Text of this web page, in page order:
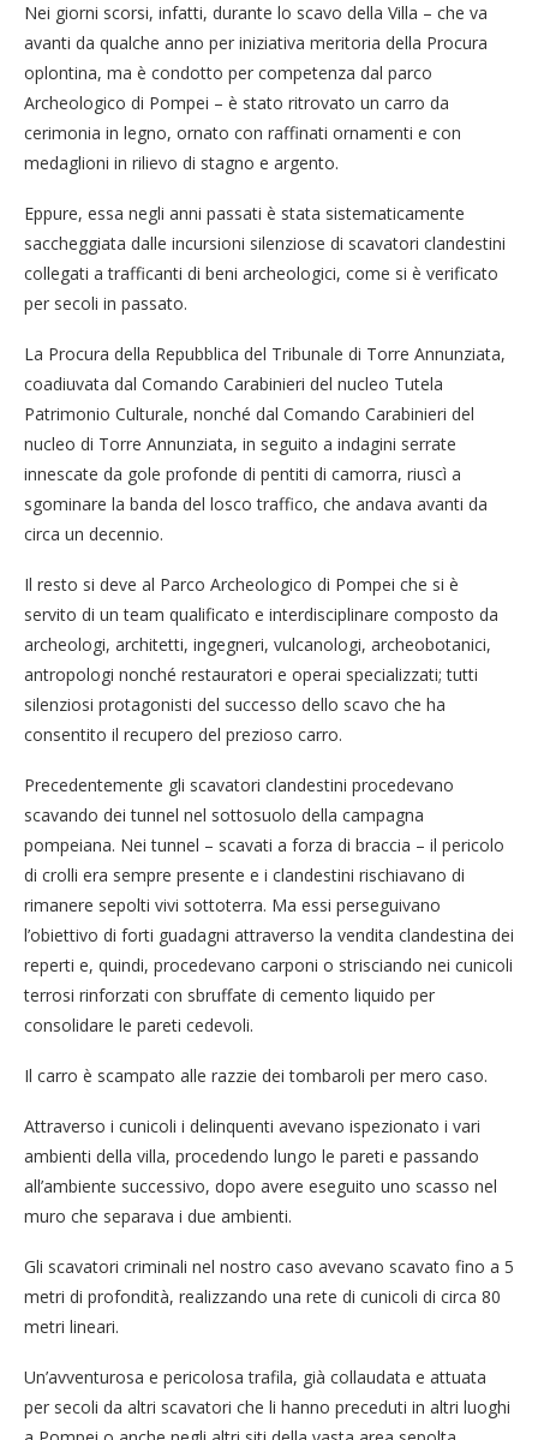
Nei giorni scorsi, infatti, durante lo scavo della Villa – che va
avanti da qualche anno per iniziativa meritoria della Procura
oplontina, ma è condotto per competenza dal parco
Archeologico di Pompei – è stato ritrovato un carro da
cerimonia in legno, ornato con raffinati ornamenti e con
medaglioni in rilievo di stagno e argento.
Eppure, essa negli anni passati è stata sistematicamente
saccheggiata dalle incursioni silenziose di scavatori clandestini
collegati a trafficanti di beni archeologici, come si è verificato
per secoli in passato.
La Procura della Repubblica del Tribunale di Torre Annunziata,
coadiuvata dal Comando Carabinieri del nucleo Tutela
Patrimonio Culturale, nonché dal Comando Carabinieri del
nucleo di Torre Annunziata, in seguito a indagini serrate
innescate da gole profonde di pentiti di camorra, riuscì a
sgominare la banda del losco traffico, che andava avanti da
circa un decennio.
Il resto si deve al Parco Archeologico di Pompei che si è
servito di un team qualificato e interdisciplinare composto da
archeologi, architetti, ingegneri, vulcanologi, archeobotanici,
antropologi nonché restauratori e operai specializzati; tutti
silenziosi protagonisti del successo dello scavo che ha
consentito il recupero del prezioso carro.
Precedentemente gli scavatori clandestini procedevano
scavando dei tunnel nel sottosuolo della campagna
pompeiana. Nei tunnel – scavati a forza di braccia – il pericolo
di crolli era sempre presente e i clandestini rischiavano di
rimanere sepolti vivi sottoterra. Ma essi perseguivano
l’obiettivo di forti guadagni attraverso la vendita clandestina dei
reperti e, quindi, procedevano carponi o strisciando nei cunicoli
terrosi rinforzati con sbruffate di cemento liquido per
consolidare le pareti cedevoli.
Il carro è scampato alle razzie dei tombaroli per mero caso.
Attraverso i cunicoli i delinquenti avevano ispezionato i vari
ambienti della villa, procedendo lungo le pareti e passando
all’ambiente successivo, dopo avere eseguito uno scasso nel
muro che separava i due ambienti.
Gli scavatori criminali nel nostro caso avevano scavato fino a 5
metri di profondità, realizzando una rete di cunicoli di circa 80
metri lineari.
Un’avventurosa e pericolosa trafila, già collaudata e attuata
per secoli da altri scavatori che li hanno preceduti in altri luoghi